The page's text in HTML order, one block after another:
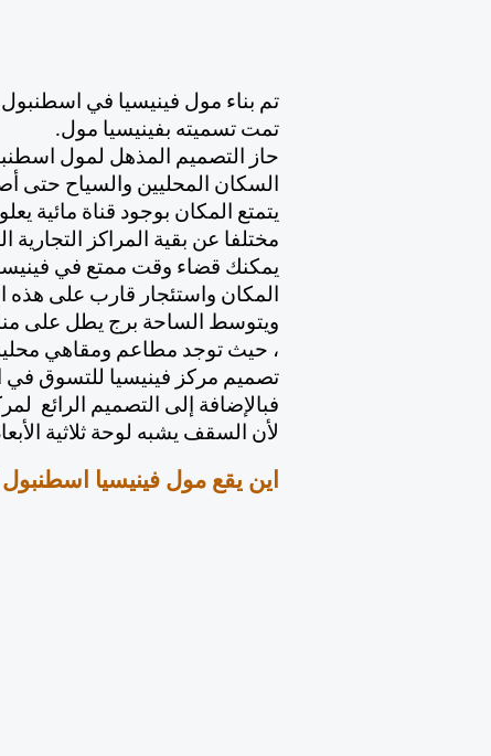
تمت تسميته بفينيسيا مول.
السكان المحليين والسياح حتى
مختلفا عن بقية المراكز
المكان واستئجار قارب على هذه
، حيث توجد مطاعم ومقاهي محلية
لأن السقف يشبه لوحة ثلاثية
اين يقع مول فينيسيا